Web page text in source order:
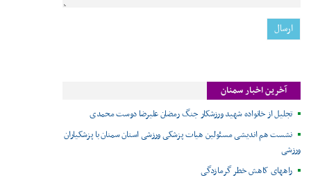
آخرین اخبار سمنان
تجلیل از خانواده شهید ورزشکار جنگ رمضان علیرضا دوست محمدی
نشست هم اندیشی مسئولین هیات پزشکی ورزشی استان سمنان با پزشکیاران
ورزشی
راههای کاهش خطر گرمازدگی